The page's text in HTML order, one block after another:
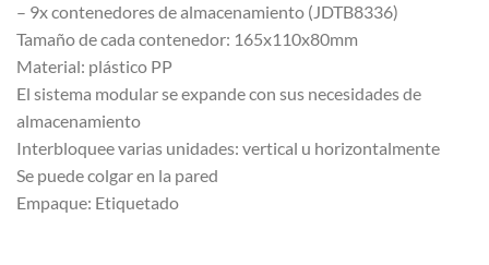
– 9x contenedores de almacenamiento (JDTB8336)
Tamaño de cada contenedor: 165x110x80mm
Material: plástico PP
El sistema modular se expande con sus necesidades de
almacenamiento
Interbloquee varias unidades: vertical u horizontalmente
Se puede colgar en la pared
Empaque: Etiquetado